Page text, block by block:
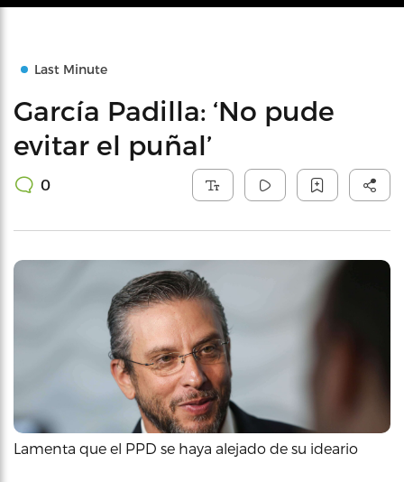
Last Minute
García Padilla: ‘No pude
evitar el puñal’
0
Lamenta que el PPD se haya alejado de su ideario